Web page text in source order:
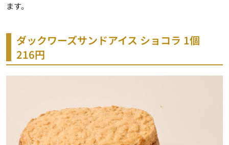
ます。
ダックワーズサンドアイス ショコラ 1個
216円